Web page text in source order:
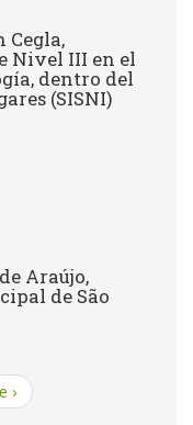
Nivel III en el
dentro del
(SISNI)
Araújo,
de São
›